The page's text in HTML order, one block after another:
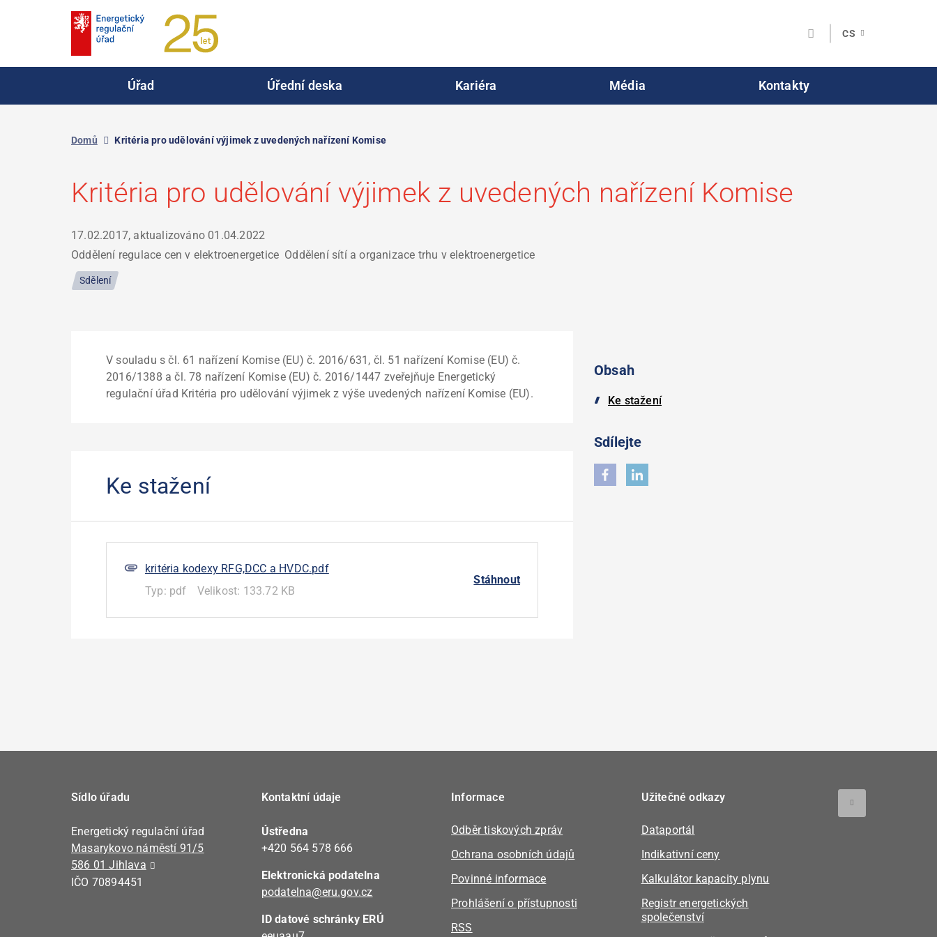
CS
Úřad Úřední deska Kariéra Média Kontakty
Domů Kritéria pro udělování výjimek z uvedených nařízení Komise
Kritéria pro udělování výjimek z uvedených nařízení Komise
17.02.2017, aktualizováno 01.04.2022
Oddělení regulace cen v elektroenergetice Oddělení sítí a organizace trhu v elektroenergetice
Sdělení
V souladu s čl. 61 nařízení Komise (EU) č. 2016/631, čl. 51 nařízení Komise (EU) č.
2016/1388 a čl. 78 nařízení Komise (EU) č. 2016/1447 zveřejňuje Energetický
regulační úřad Kritéria pro udělování výjimek z výše uvedených nařízení Komise (EU).
Ke stažení
kritéria kodexy RFG,DCC a HVDC.pdf
Typ: pdf Velikost: 133.72 KB
Stáhnout
Obsah
Ke stažení
Sdílejte
Sídlo úřadu
Energetický regulační úřad
Masarykovo náměstí 91/5
586 01 Jihlava
IČO 70894451
Kontaktní údaje
Ústředna
+420 564 578 666
Elektronická podatelna
podatelna@eru.gov.cz
ID datové schránky ERÚ
Informace
Odběr tiskových zpráv
Ochrana osobních údajů
Povinné informace
Prohlášení o přístupnosti
RSS
Užitečné odkazy
Dataportál
Indikativní ceny
Kalkulátor kapacity plynu
Registr energetických
společenství